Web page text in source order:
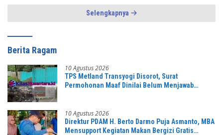
Selengkapnya
Berita Ragam
10 Agustus 2026
TPS Metland Transyogi Disorot, Surat
Permohonan Maaf Dinilai Belum Menjawab
10 Agustus 2026
Direktur PDAM H. Berto Darmo Puja Asmanto, MBA
Mensupport Kegiatan Makan Bergizi Gratis